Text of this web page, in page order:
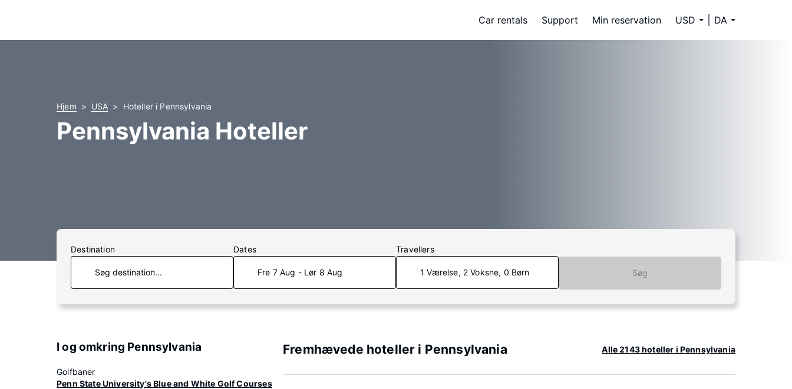
Car rentals Support Min reservation USD DA
Hjem USA Hoteller i Pennsylvania
Pennsylvania Hoteller
Destination Dates
Fre 7 Aug - Lør 8 Aug
Travellers
1 Værelse, 2 Voksne, 0 Børn Søg
I og omkring Pennsylvania
Golfbaner
Penn State University's Blue and White Golf Courses
Fremhævede hoteller i Pennsylvania Alle 2143 hoteller i Pennsylvania